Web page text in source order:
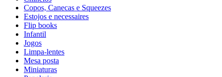
Copos, Canecas e Squeezes
Estojos e necessaires
Flip books
Infantil
Jogos
Limpa-lentes
Mesa posta
Miniaturas